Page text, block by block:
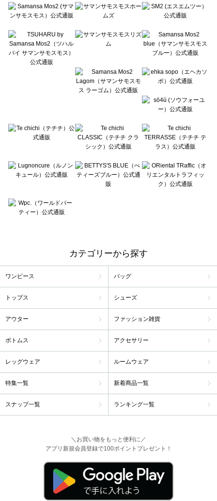
カテゴリーから探す
ワンピース バッグ
トップス シューズ
アウター ファッション雑貨
ボトムス アクセサリー
レッグウェア ルームウェア
特集一覧 新着商品一覧
スナップ一覧 ランキング一覧
＼お買い物をもっと便利に／
アプリ新規会員登録で100ポイントプレゼント！